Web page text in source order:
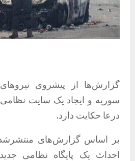
گزارش‌ها از پیشروی
سوریه و ایجاد یک سایت
درعا حکایت دارد.
بر اساس گزارش‌های
احداث یک پایگاه نظامی